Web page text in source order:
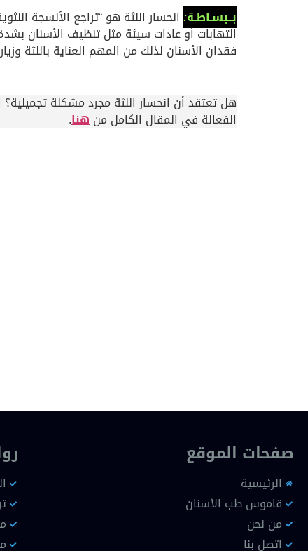
بــبسـاطـة: انحسار اللثة هو “تراجع الأنسجة
التهابات أو عادات سيئة مثل تنظيف الأسنان
فقدان الأسنان لذلك من المهم العناية باللثة
هل تعتقد أن انحسار اللثة مجرد مشكلة
الفعالة في المقال الكامل منهنا.
صفحات الموقع
الرئيسية
قاموس طب الأسنان
من نحن
اتصل بنا